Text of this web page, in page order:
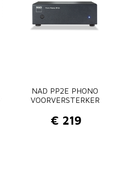
NAD PP2E PHONO
VOORVERSTERKER
€ 219